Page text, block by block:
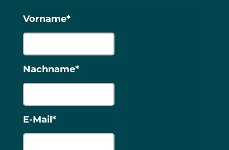
Vorname*
Nachname*
E-Mail*